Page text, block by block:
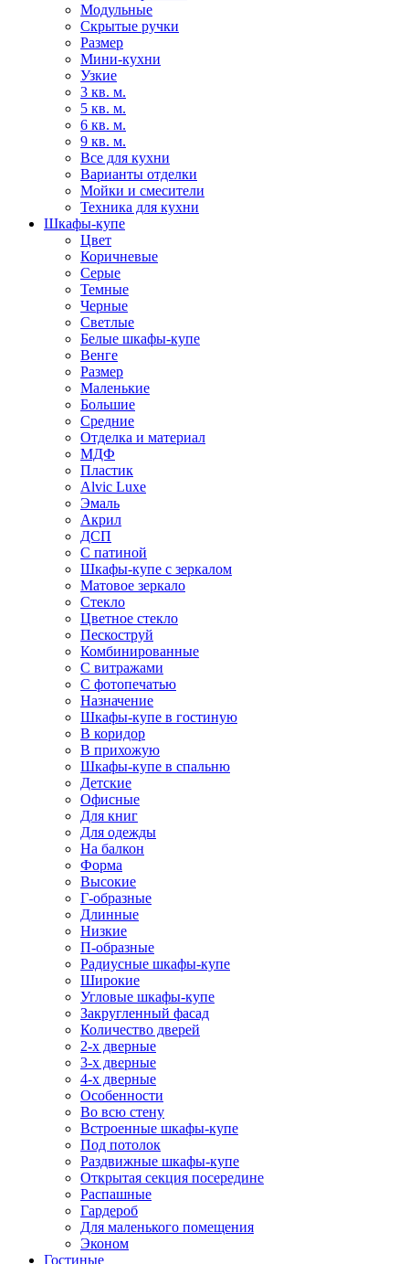
Модульные
Скрытые ручки
Размер
Мини-кухни
Узкие
3 кв. м.
5 кв. м.
6 кв. м.
9 кв. м.
Все для кухни
Варианты отделки
Мойки и смесители
Техника для кухни
Шкафы-купе
Цвет
Коричневые
Серые
Темные
Черные
Светлые
Белые шкафы-купе
Венге
Размер
Маленькие
Большие
Средние
Отделка и материал
МДФ
Пластик
Alvic Luxe
Эмаль
Акрил
ДСП
С патиной
Шкафы-купе с зеркалом
Матовое зеркало
Стекло
Цветное стекло
Пескоструй
Комбинированные
С витражами
С фотопечатью
Назначение
Шкафы-купе в гостиную
В коридор
В прихожую
Шкафы-купе в спальню
Детские
Офисные
Для книг
Для одежды
На балкон
Форма
Высокие
Г-образные
Длинные
Низкие
П-образные
Радиусные шкафы-купе
Широкие
Угловые шкафы-купе
Закругленный фасад
Количество дверей
2-х дверные
3-х дверные
4-х дверные
Особенности
Во всю стену
Встроенные шкафы-купе
Под потолок
Раздвижные шкафы-купе
Открытая секция посередине
Распашные
Гардероб
Для маленького помещения
Эконом
Гостиные